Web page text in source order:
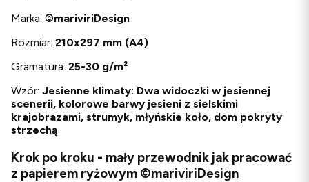
Marka: ©mariviriDesign
Rozmiar: 210x297 mm (A4)
Gramatura: 25-30 g/m²
Wzór: Jesienne klimaty: Dwa widoczki w jesiennej
scenerii, kolorowe barwy jesieni z sielskimi
krajobrazami, strumyk, młyńskie koło, dom pokryty
strzechą
Krok po kroku - mały przewodnik jak pracować
z papierem ryżowym ©mariviriDesign